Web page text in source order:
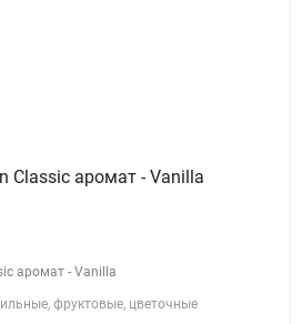
Classic аромат - Vanilla
аромат - Vanilla
фруктовые, цветочные